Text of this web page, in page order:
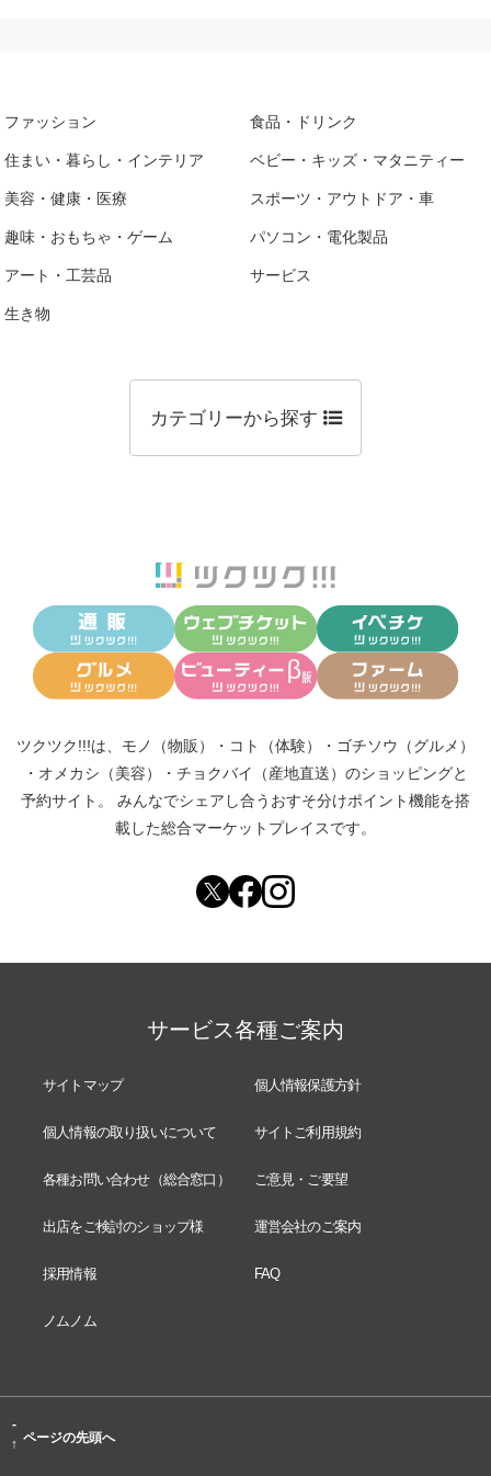
ファッション 食品・ドリンク
住まい・暮らし・インテリア ベビー・キッズ・マタニティー
美容・健康・医療 スポーツ・アウトドア・車
趣味・おもちゃ・ゲーム パソコン・電化製品
アート・工芸品 サービス
生き物
カテゴリーから探す
ツクツク!!!は、 モノ（物販） ・ コト（体験） ・ ゴチソウ（グルメ）
・ オメカシ（美容） ・ チョクバイ（産地直送） のショッピングと
予約サイト。
みんなでシェアし合う おすそ分けポイント機能を搭
載した総合マーケットプレイスです。
サービス各種ご案内
サイトマップ 個人情報保護方針
個人情報の取り扱いについて サイトご利用規約
各種お問い合わせ（総合窓口） ご意見・ご要望
出店をご検討のショップ様 運営会社のご案内
採用情報 FAQ
ノムノム
-
↑ ページの先頭へ